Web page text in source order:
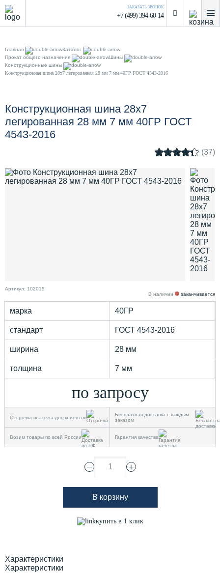
ЗАКАЗАТЬ ЗВОНОК
+7 (499) 394-60-14
Главная
Каталог
Прокат общего назначения
Шины
Конструкционные шины
Конструкционная шина 28х7 легированная 28 мм 7 мм 40ГР ГОСТ 4543-2016
Конструкционная шина 28х7
легированная 28 мм 7 мм 40ГР ГОСТ
4543-2016
(37)
Артикул: 102015
В наличии
заканчивается
марка 40ГР
стандарт ГОСТ 4543-2016
ширина 28 мм
толщина 7 мм
по запросу
Отсрочка платежа для клиентов
Бесплатная доставка с каждым
заказом
Возим товары по всей России Гарантия качества
1
В корзину
купить в 1 клик
Характеристики
Характеристики